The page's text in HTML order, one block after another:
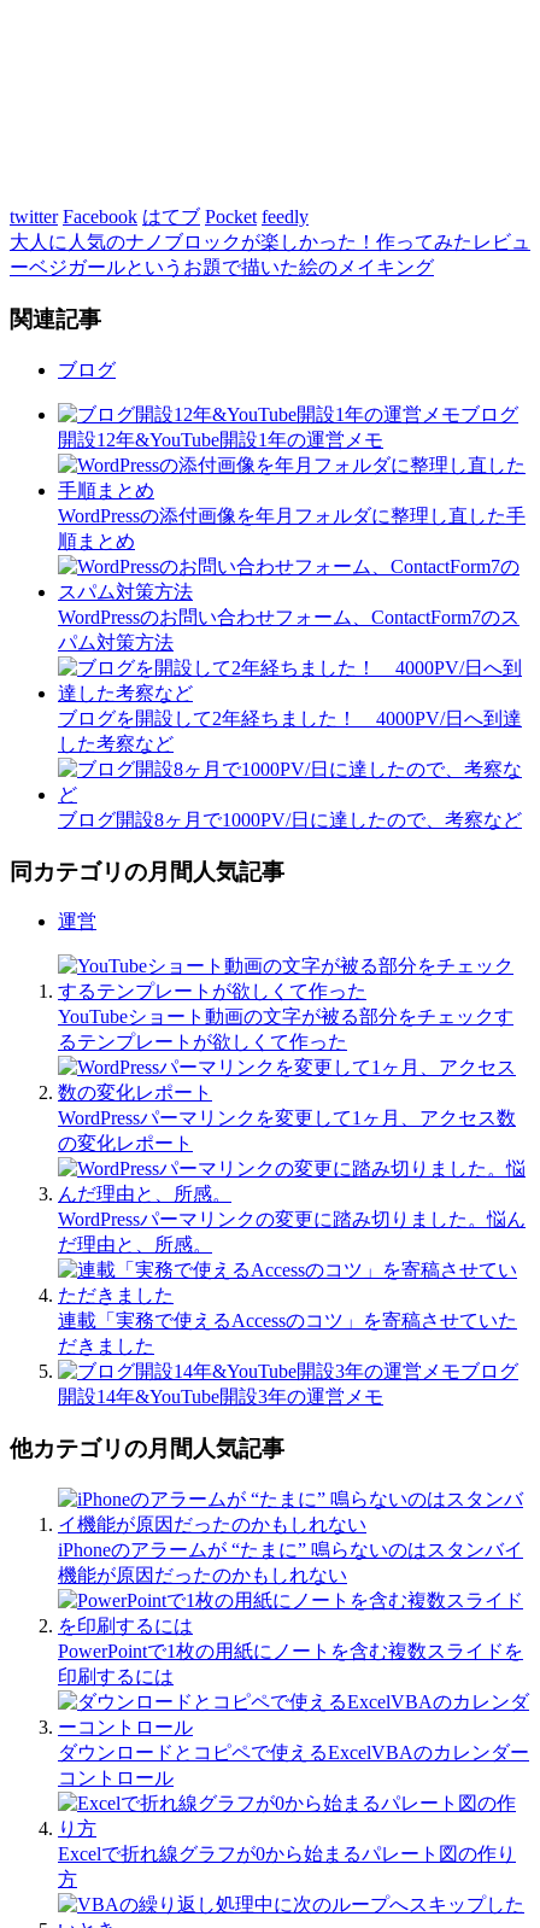
twitter Facebook はてブ Pocket feedly
大人に人気のナノブロックが楽しかった！作ってみたレビュ
ーベジガールというお題で描いた絵のメイキング
関連記事
ブログ
ブログ
開設12年&YouTube開設1年の運営メモ
WordPressの添付画像を年月フォルダに整理し直した手
順まとめ
WordPressのお問い合わせフォーム、ContactForm7のス
パム対策方法
ブログを開設して2年経ちました！ 4000PV/日へ到達
した考察など
ブログ開設8ヶ月で1000PV/日に達したので、考察など
同カテゴリの月間人気記事
運営
YouTubeショート動画の文字が被る部分をチェックす
るテンプレートが欲しくて作った
WordPressパーマリンクを変更して1ヶ月、アクセス数
の変化レポート
WordPressパーマリンクの変更に踏み切りました。悩ん
だ理由と、所感。
連載「実務で使えるAccessのコツ」を寄稿させていた
だきました
ブログ
開設14年&YouTube開設3年の運営メモ
他カテゴリの月間人気記事
iPhoneのアラームが “たまに” 鳴らないのはスタンバイ
機能が原因だったのかもしれない
PowerPointで1枚の用紙にノートを含む複数スライドを
印刷するには
ダウンロードとコピペで使えるExcelVBAのカレンダー
コントロール
Excelで折れ線グラフが0から始まるパレート図の作り
方